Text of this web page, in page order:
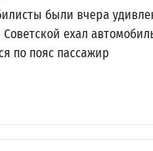
были вчера
ехал
по пояс пассажир